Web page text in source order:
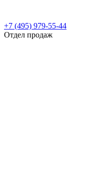
+7 (495) 979-55-44
Отдел продаж